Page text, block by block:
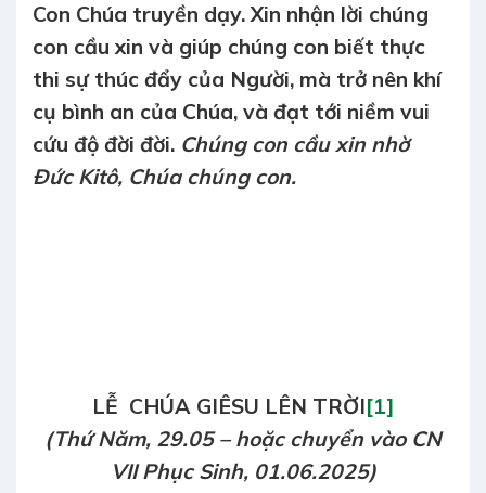
Con Chúa truyền dạy. Xin nhận lời chúng
con cầu xin và giúp chúng con biết thực
thi sự thúc đẩy của Người, mà trở nên khí
cụ bình an của Chúa, và đạt tới niềm vui
cứu độ đời đời. Chúng con cầu xin nhờ
Đức Kitô, Chúa chúng con.
LỄ CHÚA GIÊSU LÊN TRỜI[1]
(Thứ Năm, 29.05 – hoặc chuyển vào CN
VII Phục Sinh, 01.06.2025)